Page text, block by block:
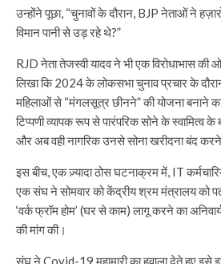
उन्होंने पूछा, “चुनावों के दौरान, BJP नेताओं ने
विमान पानी से उड़ रहे थे?”
RJD नेता तेजस्वी यादव ने भी एक विरोधाभास की
लिखा कि 2024 के लोकसभा चुनाव प्रचार के दौरान,
महिलाओं से “मंगलसूत्र छीनने” की योजना बनाने
टिप्पणी व्यापक रूप से पारंपरिक सोने के स्वामित्व
और अब वही नागरिक उनसे सोना खरीदना बंद
इस बीच, एक ज़्यादा ठोस घटनाक्रम में, IT
एक संघ ने सोमवार को केंद्रीय श्रम मंत्रालय को
‘वर्क फ्रॉम होम’ (घर से काम) लागू करने का
की मांग की।
संघ ने Covid-19 महामारी का हवाला देते हुए इसे